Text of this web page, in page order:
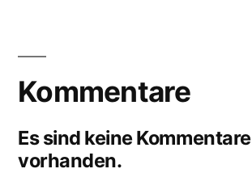
Kommentare
Es sind keine Kommentare
vorhanden.